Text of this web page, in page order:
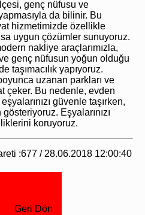
genç nüfusu ve
da bilinir. Bu
hizmetimizde özellikle
uygun çözümler sunuyoruz.
nakliye araçlarımızla,
genç nüfusun yoğun olduğu
taşımacılık yapıyoruz.
uzanan parkları ve
çeker. Bu nedenle, evden
güvenle taşırken,
Eşyalarınızı
koruyoruz.
:677 / 28.06.2018 12:00:40
Geri Dön